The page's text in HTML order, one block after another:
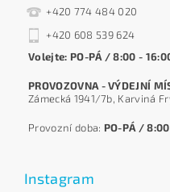
+420 774 484 020
+420 608 539 624
Volejte: PO-PÁ / 8:00 -
PROVOZOVNA - VÝDEJNÍ
Zámecká 1941/7b, Karviná
Provozní doba: PO-PÁ /
Instagram